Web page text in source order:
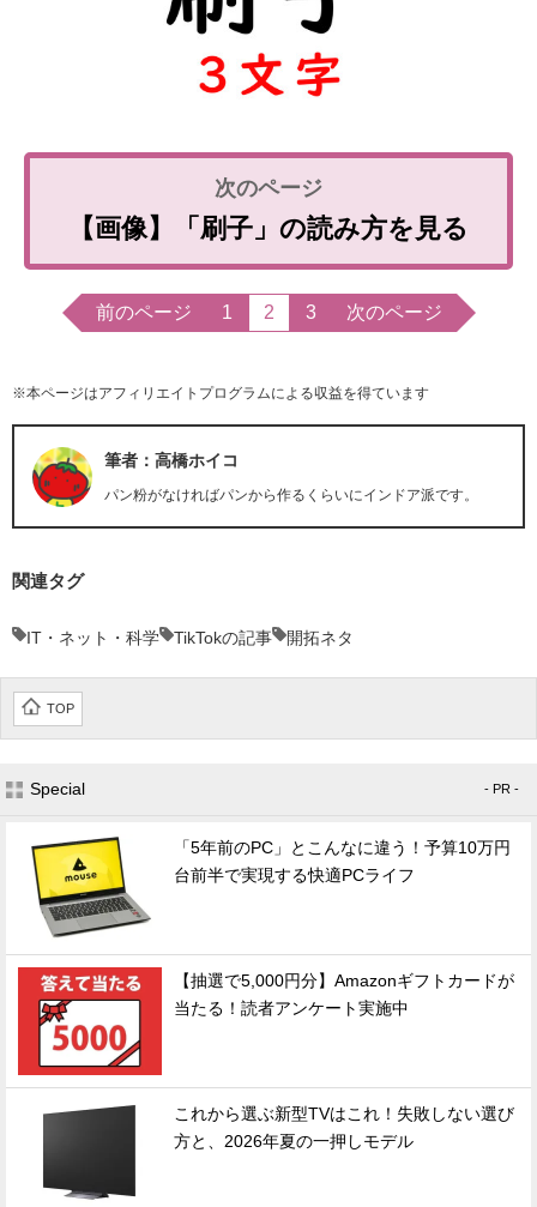
【画像】「刷子」の読み方を見る
前のページ 1 2 3 次のページ
※本ページはアフィリエイトプログラムによる収益を得ています
筆者：高橋ホイコ
パン粉がなければパンから作るくらいにインドア派です。
関連タグ
IT・ネット・科学 TikTokの記事 開拓ネタ
TOP
Special - PR -
「5年前のPC」とこんなに違う！予算10万円
台前半で実現する快適PCライフ
【抽選で5,000円分】Amazonギフトカードが
当たる！読者アンケート実施中
これから選ぶ新型TVはこれ！失敗しない選び
方と、2026年夏の一押しモデル